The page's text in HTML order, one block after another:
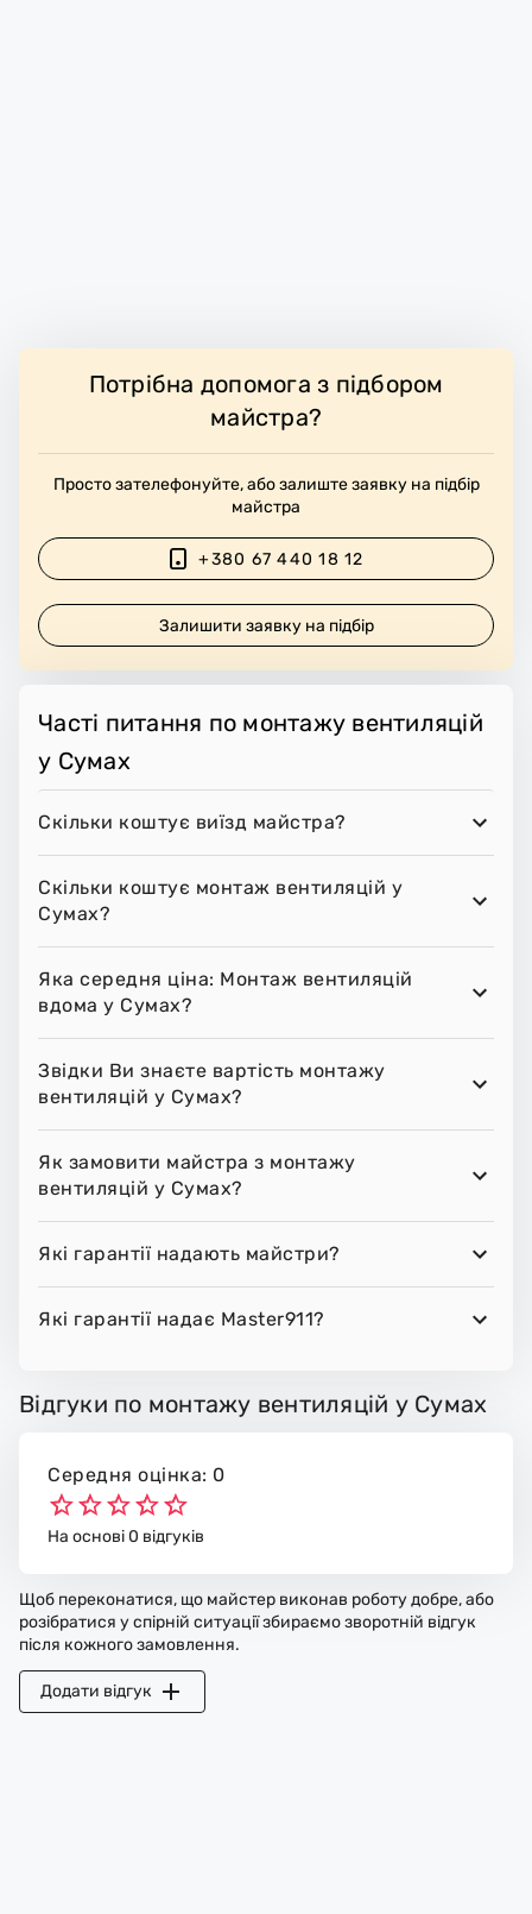
Потрібна допомога з підбором
майстра?
Просто зателефонуйте, або залиште заявку на підбір
майстра
+380 67 440 18 12
Залишити заявку на підбір
Часті питання по монтажу вентиляцій
у Сумах
Скільки коштує виїзд майстра?
Скільки коштує монтаж вентиляцій у
Сумах?
Яка середня ціна: Монтаж вентиляцій
вдома у Сумах?
Звідки Ви знаєте вартість монтажу
вентиляцій у Сумах?
Як замовити майстра з монтажу
вентиляцій у Сумах?
Які гарантії надають майстри?
Які гарантії надає Master911?
Відгуки по монтажу вентиляцій у Сумах
Середня оцінка: 0
На основі 0 відгуків
Щоб переконатися, що майстер виконав роботу добре, або
розібратися у спірній ситуації збираємо зворотній відгук
після кожного замовлення.
Додати відгук